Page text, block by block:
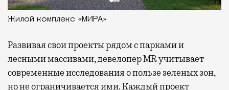
Жилой комплекс «МИРА»
Развиваясвои проекты рядом с парками и
лесными массивами, девелопер MR учитывает
современные исследования о пользе зеленых зон,
но не ограничивается ими. Каждый проект